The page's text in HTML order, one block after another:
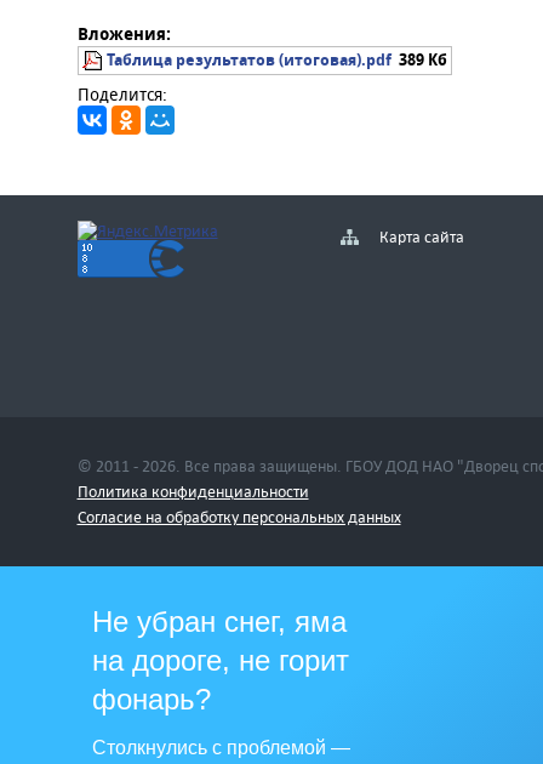
Вложения:
Таблица результатов (итоговая).pdf 389 Кб
Поделится:
Карта сайта
© 2011 - 2026. Все права защищены. ГБОУ ДОД НАО "Дворец
Политика конфиденциальности
Cогласие на обработку персональных данных
Не убран снег, яма
на дороге, не горит
фонарь?
Столкнулись с проблемой —